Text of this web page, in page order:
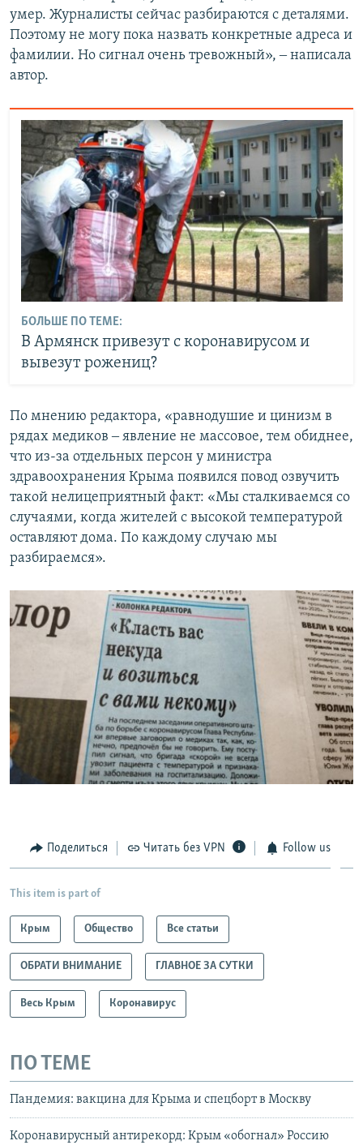
умер. Журналисты сейчас разбираются с деталями.
Поэтому не могу пока назвать конкретные адреса и
фамилии. Но сигнал очень тревожный», ‒ написала
автор.
БОЛЬШЕ ПО ТЕМЕ:
В Армянск привезут с коронавирусом и
вывезут рожениц?
По мнению редактора, «равнодушие и цинизм в
рядах медиков ‒ явление не массовое, тем обиднее,
что из-за отдельных персон у министра
здравоохранения Крыма появился повод озвучить
такой нелицеприятный факт: «Мы сталкиваемся со
случаями, когда жителей с высокой температурой
оставляют дома. По каждому случаю мы
разбираемся».
Поделиться Читать без VPN Follow us
This item is part of
Крым Общество Все статьи
ОБРАТИ ВНИМАНИЕ ГЛАВНОЕ ЗА СУТКИ
Весь Крым Коронавирус
ПО ТЕМЕ
Пандемия: вакцина для Крыма и спецборт в Москву
Коронавирусный антирекорд: Крым «обогнал» Россию